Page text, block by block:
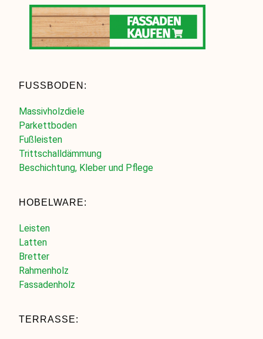
FUSSBODEN:
Massivholzdiele
Parkettboden
Fußleisten
Trittschalldämmung
Beschichtung, Kleber und Pflege
HOBELWARE:
Leisten
Latten
Bretter
Rahmenholz
Fassadenholz
TERRASSE: